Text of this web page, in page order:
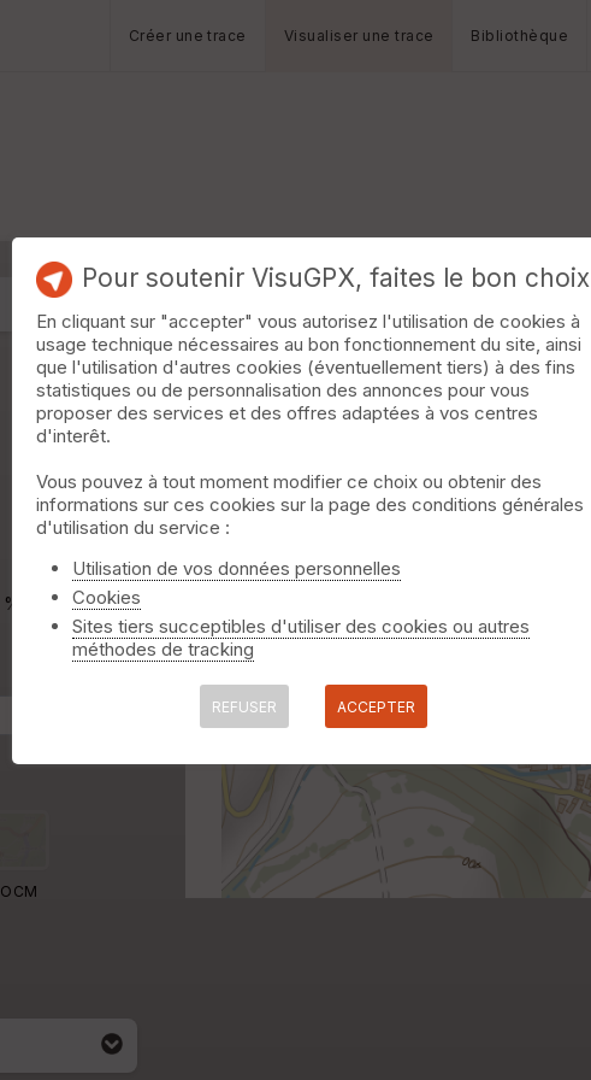
Créer une trace Visualiser une trace Bibliothèque
%
OCM
Pour soutenir VisuGPX, faites le bon choix
En cliquant sur "accepter" vous autorisez l'utilisation de cookies à
usage technique nécessaires au bon fonctionnement du site, ainsi
que l'utilisation d'autres cookies (éventuellement tiers) à des fins
statistiques ou de personnalisation des annonces pour vous
proposer des services et des offres adaptées à vos centres
d'interêt.
Vous pouvez à tout moment modifier ce choix ou obtenir des
informations sur ces cookies sur la page des conditions générales
d'utilisation du service :
Utilisation de vos données personnelles
Cookies
Sites tiers succeptibles d'utiliser des cookies ou autres
méthodes de tracking
REFUSER ACCEPTER